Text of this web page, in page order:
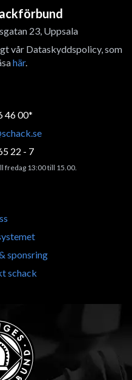
23, Uppsala
vår Dataskyddspolicy, som
här.
46 00*
22 - 7
fredag 13:00 till 15.00.
sponsring
schack